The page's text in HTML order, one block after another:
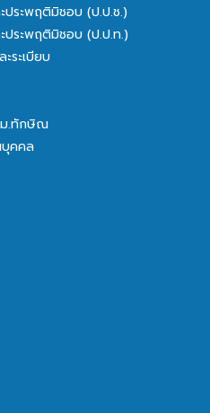
ประพฤติมิชอบ (ป.ป.ช.)
ประพฤติมิชอบ (ป.ป.ท.)
ระเบียบ
ม.ทักษิณ
บุคคล